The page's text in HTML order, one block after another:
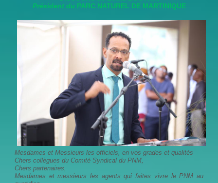
Président du PARC NATUREL DE MARTINIQUE
Mesdames et Messieurs les officiels, en vos grades et qualités
Chers collègues du Comité Syndical du PNM,
Chers partenaires,
Mesdames et messieurs les agents qui faites vivre le PNM au